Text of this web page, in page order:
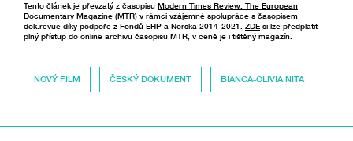
Tento článek je převzatý z časopisu Modern Times Review: The European
Documentary Magazine (MTR) v rámci vzájemné spolupráce s časopisem
dok.revue díky podpoře z Fondů EHP a Norska 2014-2021. ZDE si lze předplatit
plný přístup do online archivu časopisu MTR, v ceně je i tištěný magazín.
NOVÝ FILM ČESKÝ DOKUMENT BIANCA-OLIVIA NITA